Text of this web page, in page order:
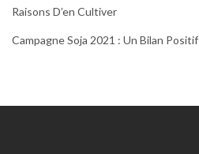
Raisons D’en Cultiver
Campagne Soja 2021 : Un Bilan Positif